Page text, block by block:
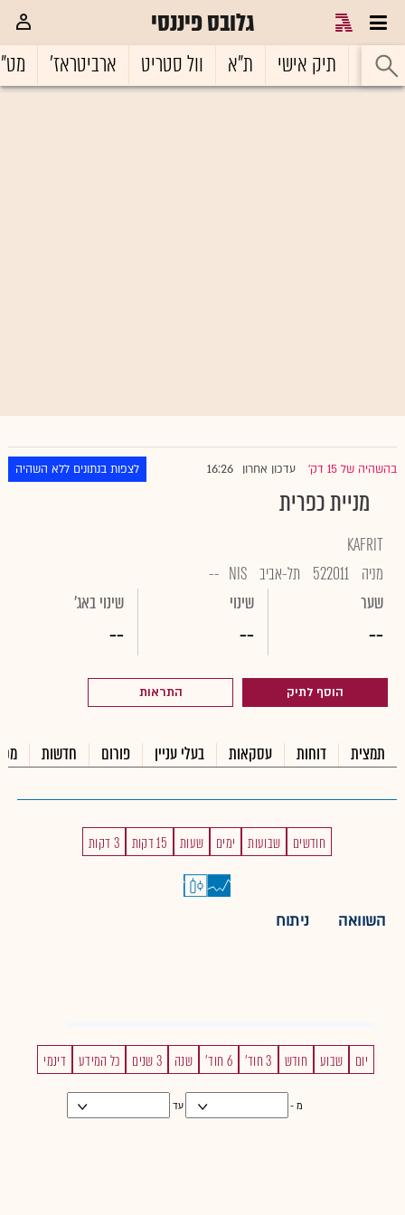
גלובס פיננסי
ראשי תיק אישי ת"א וול סטריט ארביטראז'
בהשהיה של 15 דק' עדכון אחרון 16:26 לצפות בנתונים ללא השהיה
מניית כפרית
KAFRIT
מניה 522011 תל-אביב NIS
--
שער
--
שינוי
--
שינוי באג'
--
הוסף לתיק התראות
תמצית דוחות עסקאות בעלי עניין פורום חדשות
חודשים שבועות ימים שעות 15 דקות 3 דקות
השוואה ניתוח
יום שבוע חודש 3 חוד' 6 חוד' שנה 3 שנים כל המידע דינמי
מ - עד